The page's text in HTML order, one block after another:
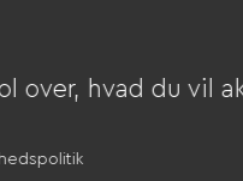
over, hvad du vil